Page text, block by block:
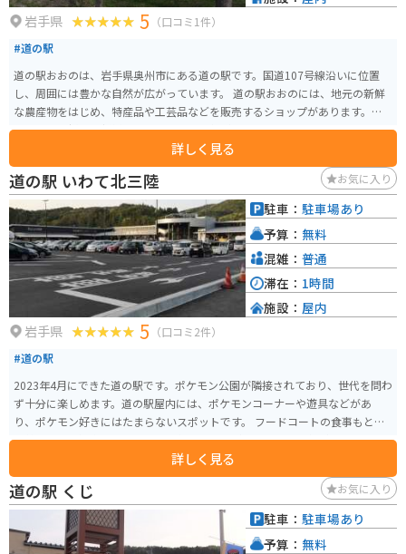
岩手県 5 （口コミ1件）
#道の駅
道の駅おおのは、岩手県奥州市にある道の駅です。国道107号線沿いに位置
し、周囲には豊かな自然が広がっています。 道の駅おおのには、地元の新鮮
な農産物をはじめ、特産品や工芸品などを販売するショップがあります。特
に、地元で採れた新鮮な野菜や果物は人気があります。また、レストランで
は、地元の食材を使用した郷土料理や麺類などを味わうことができます。 バ
イクで訪れる場合、道の駅おおのは広い駐車場を備えているため、安心して
駐車できます。周辺には、奥州藤原氏の歴史を感じられる史跡や、自然豊か
な公園など、ツーリングスポットも点在しています。 道の駅おおのは、地元
の人々との交流も楽しめる場所です。訪れた際には、ぜひ地元の人々に声を
かけてみてください。地元の穴場情報などを教えてもらえるかもしれませ
ん。
詳しく見る
道の駅 いわて北三陸 お気に入り
岩手県 5 （口コミ2件）
#道の駅
2023年4月にできた道の駅です。ポケモン公園が隣接されており、世代を問わ
ず十分に楽しめます。道の駅屋内には、ポケモンコーナーや遊具などがあ
り、ポケモン好きにはたまらないスポットです。 フードコートの食事もとて
も美味しく、週末はスイーツの店舗には行列ができるほと人気があります。
ポケモンの公式グッズや、朝ドラ「あまちゃん」グッズなどもあり、もちろ
ん特産品もあるので、買い物も楽しめます。
詳しく見る
駐車： 駐車場あり
予算： 無料
混雑： 普通
滞在： 1時間
施設： 屋内
道の駅 くじ お気に入り
駐車： 駐車場あり
予算： 無料